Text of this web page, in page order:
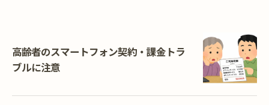
高齢者のスマートフォン契約・課金トラ
ブルに注意